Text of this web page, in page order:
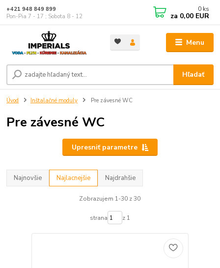
Menu
Hľadať
+421 948 849 899
Pon-Pia 7 - 17 ; Sobota 8 - 12
0 ks
za 0,00 EUR
Úvod Inštalačné moduly Pre závesné WC
Pre závesné WC
Upresniť parametre
Najnovšie Najlacnejšie Najdrahšie
Zobrazujem 1-30 z 30
strana z 1